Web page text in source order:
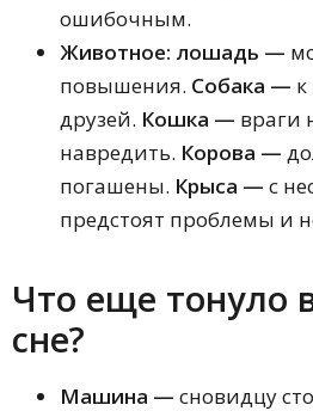
ошибочным.
Животное: лошадь —
повышения. Собака —
друзей. Кошка — враги
навредить. Корова —
погашены. Крыса — с
предстоят проблемы и
Что еще тонуло
сне?
Машина — сновидцу